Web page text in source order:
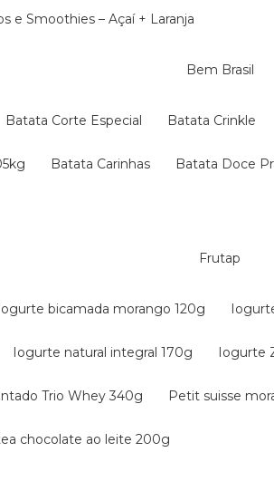
e Smoothies – Açaí + Laranja
Bem Brasil
Batata Corte Especial Batata Crinkle
Batata Carinhas Batata Doce
Frutap
Iogurte bicamada morango 120g
Iogurte natural integral 170g Iogurte
Trio Whey 340g Petit suisse
chocolate ao leite 200g